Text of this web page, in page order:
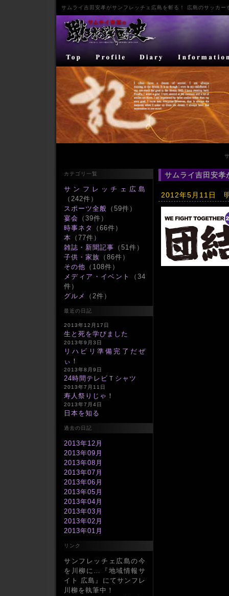
サムライ 吉田安孝がサンフレッチェ広島 を斬る！ 広島のサッカ
カテゴリ一覧
サンフレッチェ広島
（242件）
スポーツ全般 （59件）
宴会
（39件）
時事ネタ
（66件）
本 （77件）
雑誌・新聞記事 （51件）
子供・家族 （86件）
その他 （108件）
メディア・イベント
（34
件）
グルメ
（2件）
最近の日記
2013年12月17日
生と死を学びました
2013年9月3日
リハビリ準備完了だぜ
ぃ！
2013年8月9日
24時間テレビＴシャツ
2013年7月11日
寿人祭りじゃ！
2013年7月4日
日本を知る
過去の日記
2013年12月
2013年09月
2013年08月
2013年07月
2013年06月
2013年05月
2013年04月
2013年03月
2013年02月
2013年01月
2012年11月
2012年10月
2012年09月
2012年08月
2012年07月
リンク
サンフレッチェ広島の今
を川柳に…『地域情報サ
イト 広島』にてサンフレ
川柳を執筆中！
サムライ吉田安孝
2012年5月11日